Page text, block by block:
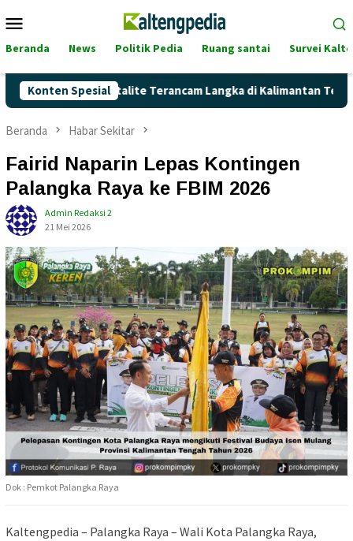
ke
Mobile
Beranda News Politik Pedia Ruang santai Survei
Konten Spesial
Pertalite Terancam Langka di Kalimantan Tengah?
Beranda Habar Sekitar
Fairid Naparin Lepas Kontingen
Palangka Raya ke FBIM 2026
Admin Redaksi 2
21 Mei 2026
Dok : Pemkot Palangka Raya
Kaltengpedia – Palangka Raya – Wali Kota Palangka Raya,